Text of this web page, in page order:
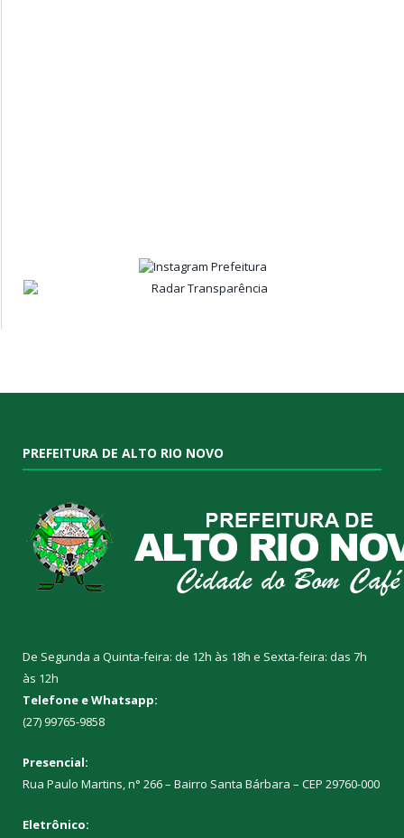
PREFEITURA DE ALTO RIO NOVO
De Segunda a Quinta-feira: de 12h às 18h e Sexta-feira: das 7h
às 12h
Telefone e Whatsapp:
(27) 99765-9858
Presencial:
Rua Paulo Martins, n° 266 – Bairro Santa Bárbara – CEP 29760-000
Eletrônico: